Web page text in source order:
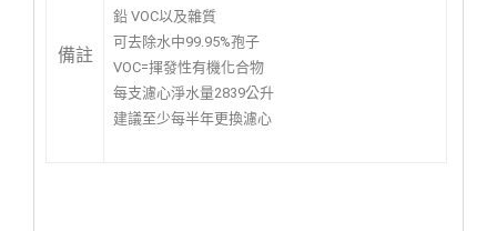
備註
鉛 VOC以及雜質
可去除水中99.95%孢子
VOC=揮發性有機化合物
每支濾心淨水量2839公升
建議至少每半年更換濾心